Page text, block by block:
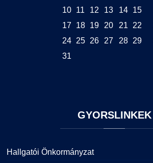
10
11 12 13 14 15
17
18 19 20 21 22
24 25 26 27 28 29
31
GYORSLINKEK
Hallgatói Önkormányzat